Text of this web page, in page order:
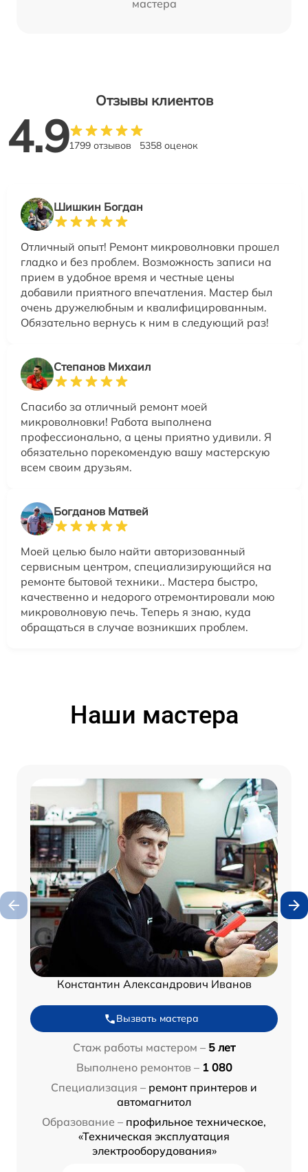
мастера
Отзывы клиентов
4.91799 отзывов 5358 оценок
Шишкин Богдан
Отличный опыт! Ремонт микроволновки прошел
гладко и без проблем. Возможность записи на
прием в удобное время и честные цены
добавили приятного впечатления. Мастер был
очень дружелюбным и квалифицированным.
Обязательно вернусь к ним в следующий раз!
Степанов Михаил
Спасибо за отличный ремонт моей
микроволновки! Работа выполнена
профессионально, а цены приятно удивили. Я
обязательно порекомендую вашу мастерскую
всем своим друзьям.
Богданов Матвей
Моей целью было найти авторизованный
сервисным центром, специализирующийся на
ремонте бытовой техники.. Мастера быстро,
качественно и недорого отремонтировали мою
микроволновую печь. Теперь я знаю, куда
обращаться в случае возникших проблем.
Наши мастера
Константин Александрович Иванов
Вызвать мастера
Стаж работы мастером – 5 лет
Выполнено ремонтов – 1 080
Специализация – ремонт принтеров и
автомагнитол
Образование – профильное техническое,
«Техническая эксплуатация
электрооборудования»